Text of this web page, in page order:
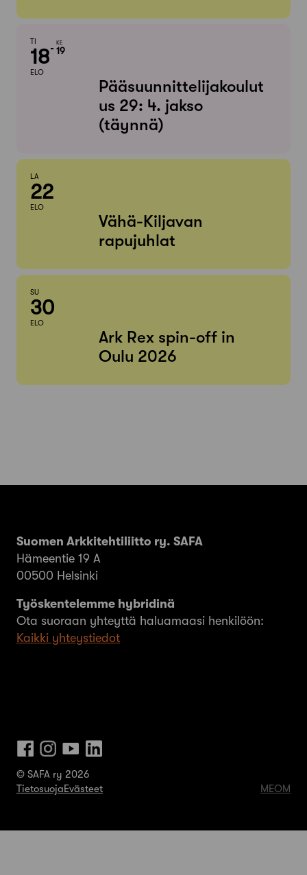
TI
18
ELO
KE
19
Pääsuunnittelijakoulut
us 29: 4. jakso
(täynnä)
LA
22
ELO
Vähä-Kiljavan
rapujuhlat
SU
30
ELO
Ark Rex spin-off in
Oulu 2026
Suomen Arkkitehtiliitto ry. SAFA
Hämeentie 19 A
00500 Helsinki
Työskentelemme hybridinä
Ota suoraan yhteyttä haluamaasi henkilöön:
Kaikki yhteystiedot
© SAFA ry 2026
TietosuojaEvästeet MEOM